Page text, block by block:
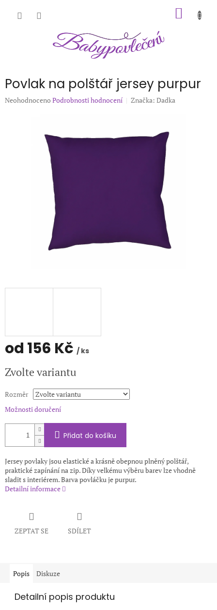
Povlak na polštář jersey purpur
Průměrné
Neohodnoceno Podrobnosti hodnocení Značka: Dadka
od 156 Kč / ks
cena:
Zvolte variantu
Rozměr
Možnosti doručení
Přidat do košíku
Jersey povlaky jsou elastické a krásně obepnou plněný polštář,
praktické zapínání na zip. Díky velkému výběru barev lze vhodně
sladit s interiérem. Barva povláčku je purpur.
Detailní informace
ZEPTAT SE SDÍLET
Popis Diskuze
Detailní popis produktu